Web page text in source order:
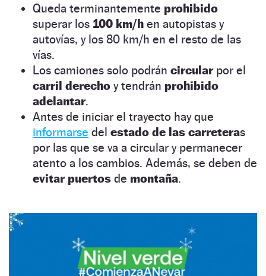
Queda terminantemente prohibido
superar los 100 km/h en autopistas y
autovías, y los 80 km/h en el resto de las
vías.
Los camiones solo podrán circular por el
carril derecho y tendrán prohibido
adelantar.
Antes de iniciar el trayecto hay que
informarse del estado de las carreteras
por las que se va a circular y permanecer
atento a los cambios. Además, se deben de
evitar puertos de montaña.